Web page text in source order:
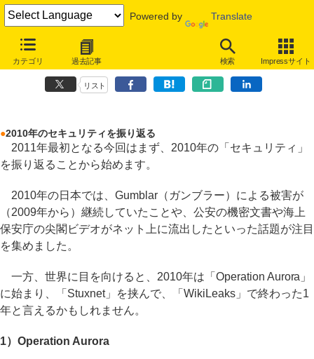
Powered by Translate
カテゴリ 過去記事 検索 Impressサイト
海の向こうの“セキュリティ”
第52回：2010年のセキュリティを振り返る／2011年の展望
リスト
●2010年のセキュリティを振り返る
2011年最初となる今回はまず、2010年の「セキュリティ」
を振り返ることから始めます。
2010年の日本では、Gumblar（ガンブラー）による被害が
（2009年から）継続していたことや、公安の機密文書や海上
保安庁の尖閣ビデオがネット上に流出したといった話題が注目
を集めました。
一方、世界に目を向けると、2010年は「Operation Aurora」
に始まり、「Stuxnet」を挟んで、「WikiLeaks」で終わった1
年と言えるかもしれません。
1）Operation Aurora